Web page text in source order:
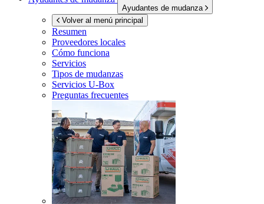
Ayudantes de mudanza
Volver al menú principal
Resumen
Proveedores locales
Cómo funciona
Servicios
Tipos de mudanzas
Servicios U-Box
Preguntas frecuentes